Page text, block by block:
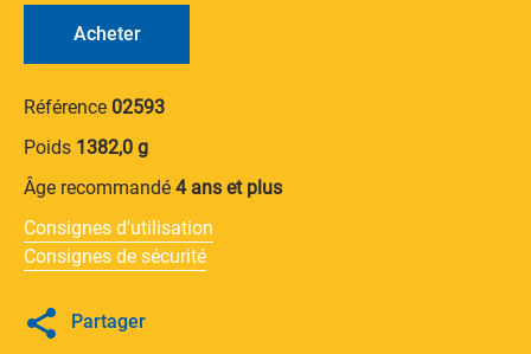
Acheter
Référence 02593
Poids 1382,0 g
Âge recommandé 4 ans et plus
Consignes d'utilisation
Consignes de sécurité
Partager